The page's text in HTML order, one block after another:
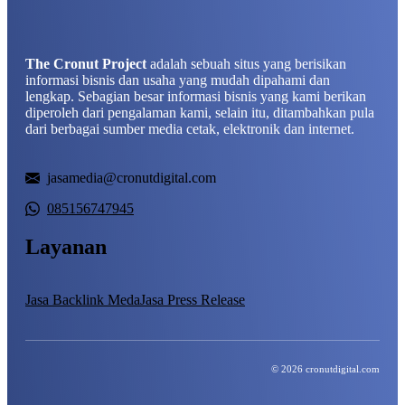
The Cronut Project adalah sebuah situs yang berisikan
informasi bisnis dan usaha yang mudah dipahami dan
lengkap. Sebagian besar informasi bisnis yang kami berikan
diperoleh dari pengalaman kami, selain itu, ditambahkan pula
dari berbagai sumber media cetak, elektronik dan internet.
jasamedia@cronutdigital.com
085156747945
Layanan
Jasa Backlink MedaJasa Press Release
© 2026 cronutdigital.com